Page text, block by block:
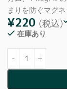
まりを防ぐマグ
¥220 (税込)
在庫あり